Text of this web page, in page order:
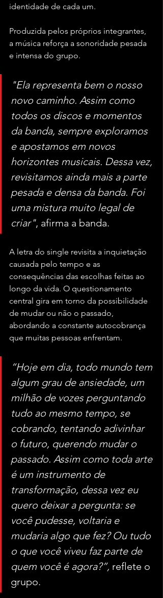
identidade de cada um.
Produzida pelos próprios integrantes,
a música reforça a sonoridade pesada
e intensa do grupo.
"Ela representa bem o nosso
novo caminho. Assim como
todos os discos e momentos
da banda, sempre exploramos
e apostamos em novos
horizontes musicais. Dessa vez,
revisitamos ainda mais a parte
pesada e densa da banda. Foi
uma mistura muito legal de
criar", afirma a banda.
A letra do single revisita a inquietação
causada pelo tempo e as
consequências das escolhas feitas ao
longo da vida. O questionamento
central gira em torno da possibilidade
de mudar ou não o passado,
abordando a constante autocobrança
que muitas pessoas enfrentam.
“Hoje em dia, todo mundo tem
algum grau de ansiedade, um
milhão de vozes perguntando
tudo ao mesmo tempo, se
cobrando, tentando adivinhar
o futuro, querendo mudar o
passado. Assim como toda arte
é um instrumento de
transformação, dessa vez eu
quero deixar a pergunta: se
você pudesse, voltaria e
mudaria algo que fez? Ou tudo
o que você viveu faz parte de
quem você é agora?”, reflete o
grupo.